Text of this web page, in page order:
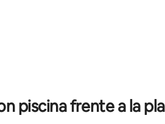
piscina frente a la